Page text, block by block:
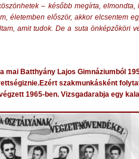
– később megírta,
életemben először, akkor elcsentem
amit tudok. De a suta önképzőköri
mai Batthyány Lajos Gimnáziumból
szakmunkásként
1965-ben. Vizsgadarabja egy